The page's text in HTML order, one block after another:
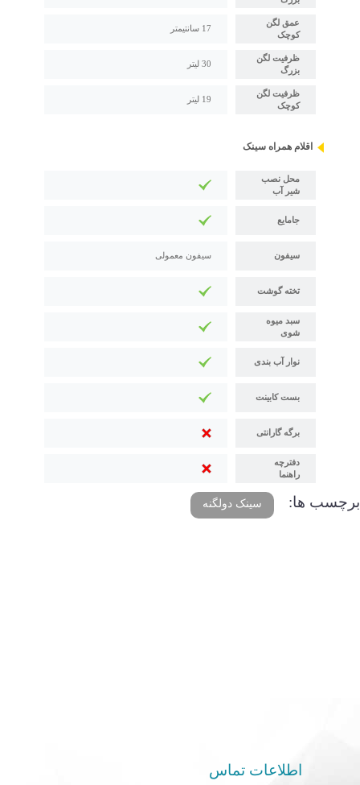
عمق لگن
کوچک
17 سانتیمتر
ظرفیت لگن
بزرگ
30 لیتر
ظرفیت لگن
کوچک
19 لیتر
اقلام همراه سینک
محل نصب
شیر آب
جامایع
سیفون سیفون معمولی
تخته گوشت
سبد میوه
شوی
نوار آب بندی
بست کابینت
برگه گارانتی
دفترچه
راهنما
برچسب ها: سینک دولگنه
اطلاعات تماس